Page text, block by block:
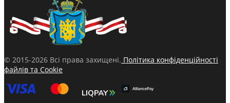
© 2015-2026 Всі права захищені. Політика конфіденційності
файлів та Cookie